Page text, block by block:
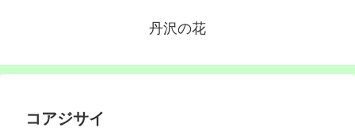
丹沢の花
コアジサイ